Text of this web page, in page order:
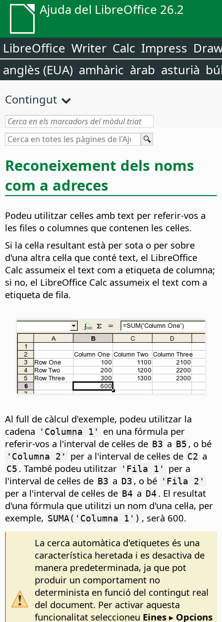
Ajuda del LibreOffice 26.2
LibreOffice Writer Calc Impress
anglès (EUA) amhàric àrab asturià
Contingut
Reconeixement dels noms
com a adreces
Podeu utilitzar cel·les amb text per referir-vos a
les files o columnes que contenen les cel·les.
Si la cel·la resultant està per sota o per sobre
d'una altra cel·la que conté text, el LibreOffice
Calc assumeix el text com a etiqueta de columna;
si no, el LibreOffice Calc assumeix el text com a
etiqueta de fila.
Al full de càlcul d'exemple, podeu utilitzar la
cadena
'Columna 1'
en una fórmula per
referir-vos a l'interval de cel·les de B3 a B5 , o bé
'Columna 2' per a l'interval de cel·les de C2 a
C5 . També podeu utilitzar 'Fila 1'
per a
l'interval de cel·les de B3 a D3 , o bé 'Fila 2'
per a l'interval de cel·les de B4 a D4 . El resultat
d'una fórmula que utilitzi un nom d'una cel·la, per
exemple, SUMA('Columna 1') , serà 600.
La cerca automàtica d'etiquetes és una
característica heretada i es desactiva de
manera predeterminada, ja que pot
produir un comportament no
determinista en funció del contingut real
del document. Per activar aquesta
funcionalitat seleccioneu Eines ▸ Opcions